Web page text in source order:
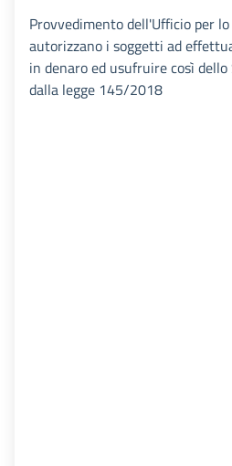
Provvedimento dell'Ufficio per
autorizzano i soggetti ad
in denaro ed usufruire così
dalla legge 145/2018